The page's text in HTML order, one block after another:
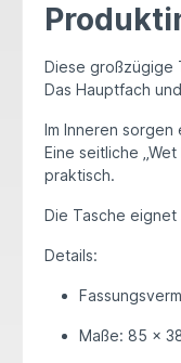
Diese großzügige
Das Hauptfach
Im Inneren sorgen
Eine seitliche
praktisch.
Die Tasche
Details:
Maße: 85 ×